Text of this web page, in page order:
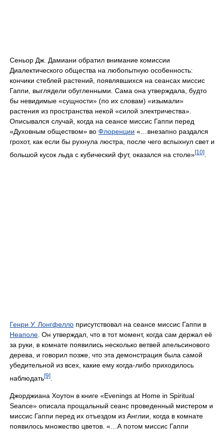
Сеньор Дж. Дамиани обратил внимание комиссии
Диалектического общества на любопытную особенность:
кончики стеблей растений, появлявшихся на сеансах миссис
Гаппи, выглядели обугленными. Сама она утверждала, будто
бы невидимые «сущности» (по их словам) «изымали»
растения из пространства некой «силой электричества».
Описывался случай, когда на сеансе миссис Гаппи перед
«Духовным обществом» во Флоренции «…внезапно раздался
грохот, как если бы рухнула люстра, после чего вспыхнул свет и
большой кусок льда с кубический фут, оказался на столе»[10]
Генри У. Лонгфелло присутствовал на сеансе миссис Гаппи в
Неаполе. Он утверждал, что в тот момент, когда сам держал её
за руки, в комнате появились несколько ветвей апельсинового
дерева, и говорил позже, что эта демонстрация была самой
убедительной из всех, какие ему когда-либо приходилось
наблюдать[9]
Джорджиана Хоутон в книге «Evenings at Home in Spiritual
Seance» описала прощальный сеанс проведенный мистером и
миссис Гаппи перед их отъездом из Англии, когда в комнате
появилось множество цветов. «…А потом миссис Гаппи